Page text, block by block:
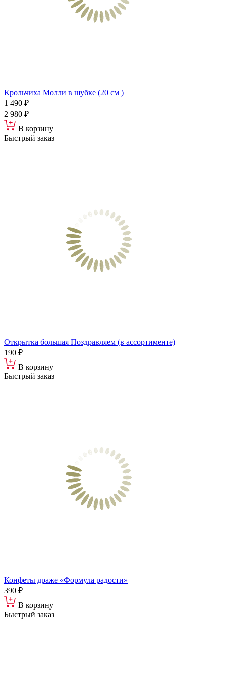
Крольчиха Молли в шубке (20 см )
1 490 ₽
2 980 ₽
В корзину
Быстрый заказ
Открытка большая Поздравляем (в ассортименте)
190 ₽
В корзину
Быстрый заказ
Конфеты драже «Формула радости»
390 ₽
В корзину
Быстрый заказ